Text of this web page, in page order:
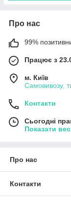
Про нас
99%
Працює з
м. Київ
Самовивозу,
Контакти
Сьогодні
Показати
Про нас
Контакти